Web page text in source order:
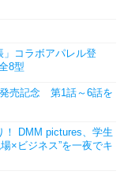
」コラボアパレル登
8型
発売記念 第1話～6話を
！ DMM pictures、学生
×ビジネス”を一夜でキ